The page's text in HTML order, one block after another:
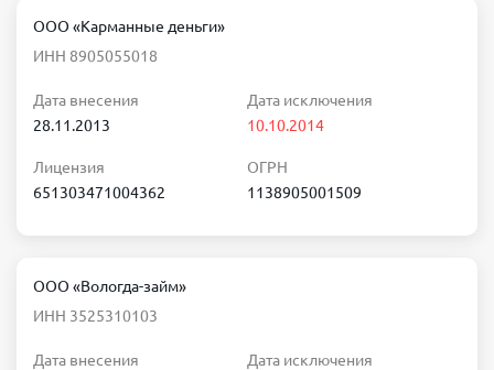
ООО «Карманные деньги»
ИНН 8905055018
Дата внесения
28.11.2013
Дата исключения
10.10.2014
Лицензия
651303471004362
ОГРН
1138905001509
ООО «Вологда-займ»
ИНН 3525310103
Дата внесения
Дата исключения